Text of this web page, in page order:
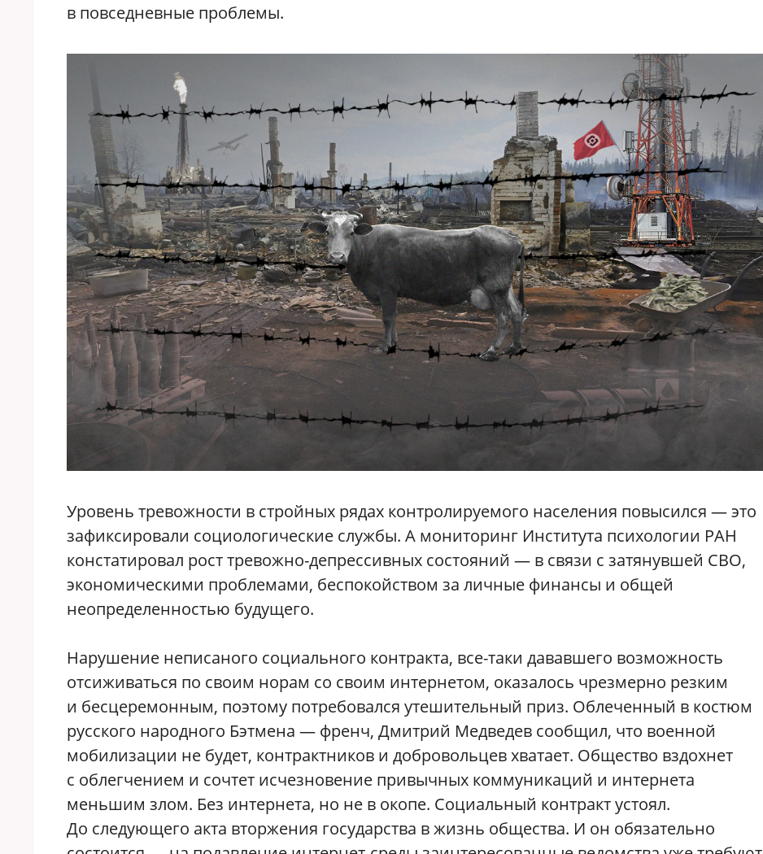
в повседневные проблемы.
Уровень тревожности в стройных рядах контролируемого населения повысился — это
зафиксировали социологические службы. А мониторинг Института психологии РАН
констатировал рост тревожно-депрессивных состояний — в связи с затянувшей СВО,
экономическими проблемами, беспокойством за личные финансы и общей
неопределенностью будущего.
Нарушение неписаного социального контракта, все-таки дававшего возможность
отсиживаться по своим норам со своим интернетом, оказалось чрезмерно резким
и бесцеремонным, поэтому потребовался утешительный приз. Облеченный в костюм
русского народного Бэтмена — френч, Дмитрий Медведев сообщил, что военной
мобилизации не будет, контрактников и добровольцев хватает. Общество вздохнет
с облегчением и сочтет исчезновение привычных коммуникаций и интернета
меньшим злом. Без интернета, но не в окопе. Социальный контракт устоял.
До следующего акта вторжения государства в жизнь общества. И он обязательно